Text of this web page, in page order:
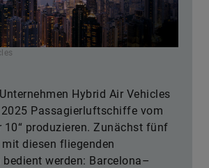
Hybrid Air Vehicles
Passagierluftschiffe vom
10“ produzieren. Zunächst fünf
diesen fliegenden
werden: Barcelona–